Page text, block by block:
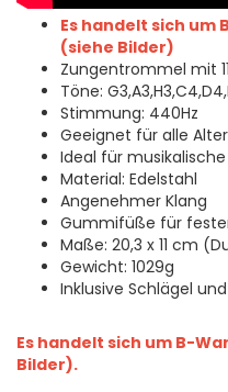
Es handelt sich um
(siehe Bilder)
Zungentrommel mit
Töne:
Stimmung: 440Hz
Geeignet für alle
Ideal für
Material: Edelstahl
Angenehmer Klang
Gummifüße für
Maße: 20,3 x 11 cm
Gewicht: 1029g
Inklusive Schlägel
Es handelt sich um B-
Bilder).